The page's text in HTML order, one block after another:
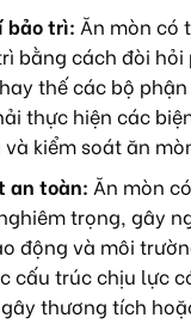
bảo trì: Ăn mòn có
bằng cách đòi hỏi
thế các bộ
thực hiện các
kiểm soát ăn
an toàn: Ăn mòn
trọng, gây
động và môi
cấu trúc chịu lực
thương tích